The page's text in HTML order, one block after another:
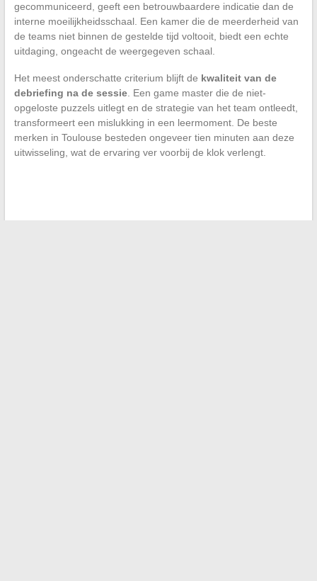
gecommuniceerd, geeft een betrouwbaardere indicatie dan de
interne moeilijkheidsschaal. Een kamer die de meerderheid van
de teams niet binnen de gestelde tijd voltooit, biedt een echte
uitdaging, ongeacht de weergegeven schaal.
Het meest onderschatte criterium blijft de kwaliteit van de
debriefing na de sessie. Een game master die de niet-
opgeloste puzzels uitlegt en de strategie van het team ontleedt,
transformeert een mislukking in een leermoment. De beste
merken in Toulouse besteden ongeveer tien minuten aan deze
uitwisseling, wat de ervaring ver voorbij de klok verlengt.